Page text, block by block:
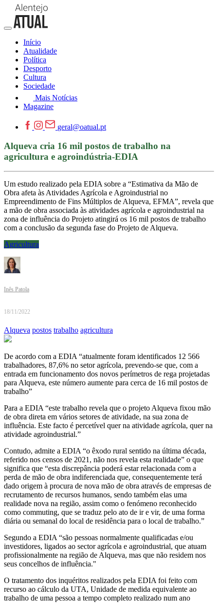
Início
Atualidade
Política
Desporto
Cultura
Sociedade
Mais Notícias
Magazine
geral@oatual.pt
Alqueva cria 16 mil postos de trabalho na
agricultura e agroindústria-EDIA
Um estudo realizado pela EDIA sobre a “Estimativa da Mão de
Obra afeta às Atividades Agrícola e Agroindustrial no
Empreendimento de Fins Múltiplos de Alqueva, EFMA”, revela que
a mão de obra associada às atividades agrícola e agroindustrial na
zona de influência do Projeto atingirá os 16 mil postos de trabalho
com a conclusão da segunda fase do Projeto de Alqueva.
Agricultura
Inês Patola
18/11/2022
Alqueva postos trabalho agricultura
De acordo com a EDIA “atualmente foram identificados 12 566
trabalhadores, 87,6% no setor agrícola, prevendo-se que, com a
entrada em funcionamento dos novos perímetros de rega projetadas
para Alqueva, este número aumente para cerca de 16 mil postos de
trabalho”
Para a EDIA “este trabalho revela que o projeto Alqueva fixou mão
de obra direta em vários setores de atividade, na sua zona de
influência. Este facto é percetível quer na atividade agrícola, quer na
atividade agroindustrial.”
Contudo, admite a EDIA “o êxodo rural sentido na última década,
referido nos censos de 2021, não nos revela esta realidade” o que
significa que “esta discrepância poderá estar relacionada com a
perda de mão de obra indiferenciada que, consequentemente terá
dado origem à procura de nova mão de obra através de empresas de
recrutamento de recursos humanos, sendo também elas uma
realidade nova na região, assim como o fenómeno reconhecido
como commuting, que se traduz pelo ato de ir e vir, de uma forma
diária ou semanal do local de residência para o local de trabalho.”
Segundo a EDIA “são pessoas normalmente qualificadas e/ou
investidores, ligados ao sector agrícola e agroindustrial, que atuam
profissionalmente na região de Alqueva, mas que não residem nos
seus concelhos de influência."
O tratamento dos inquéritos realizados pela EDIA foi feito com
recurso ao cálculo da UTA, Unidade de medida equivalente ao
trabalho de uma pessoa a tempo completo realizado num ano